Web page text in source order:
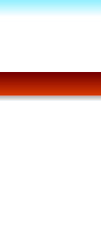
Kawalerski